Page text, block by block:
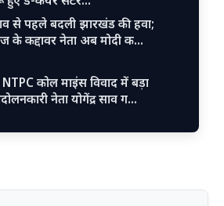
से पहले बदली झारखंड की हवा;
के कद्दावर नेता अब मोदी क…
NTPC कोल माइंस विवाद में बड़ा
नेता योगेंद्र साव ग…